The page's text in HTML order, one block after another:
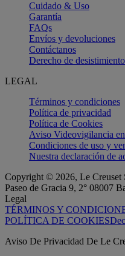
Cuidado & Uso
Garantía
FAQs
Envíos y devoluciones
Contáctanos
Derecho de desistimiento
LEGAL
Términos y condiciones
Política de privacidad
Política de Cookies
Aviso Videovigilancia
Condiciones de uso y
Nuestra declaración de
Copyright © 2026, Le Creuset
Paseo de Gracia 9, 2° 08007
Legal
TÉRMINOS Y
POLÍTICA DE COOKIES
Aviso De Privacidad De Le